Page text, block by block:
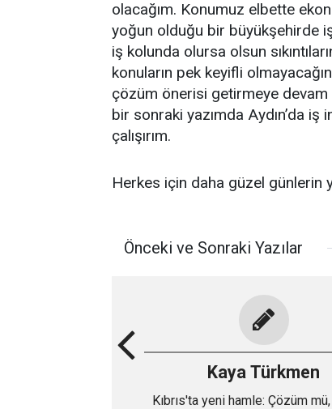
olacağım. Konumuz elbette
yoğun olduğu bir büyükşehirde
iş kolunda olursa olsun
konuların pek keyifli
çözüm önerisi getirmeye devam
bir sonraki yazımda Aydın’da iş
çalışırım.
Herkes için daha güzel günlerin
Önceki ve Sonraki Yazılar
Kaya Türkmen
Kıbrıs'ta yeni hamle: Çözüm